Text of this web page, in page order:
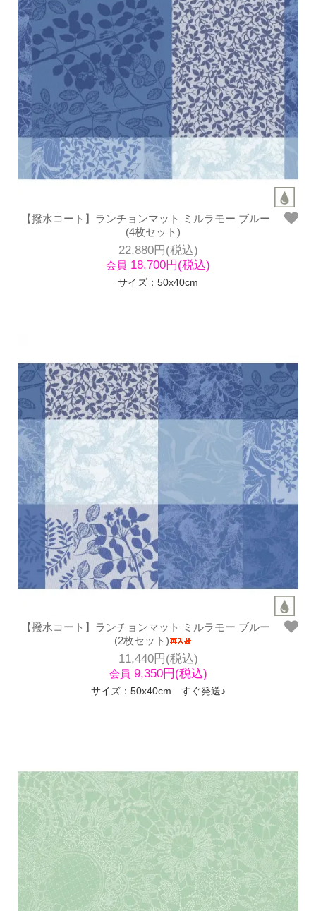
【撥水コート】ランチョンマット ミルラモー ブルー
(4枚セット)
22,880円(税込)
会員 18,700円(税込)
サイズ：50x40cm
【撥水コート】ランチョンマット ミルラモー ブルー
(2枚セット)
11,440円(税込)
会員 9,350円(税込)
サイズ：50x40cm すぐ発送♪